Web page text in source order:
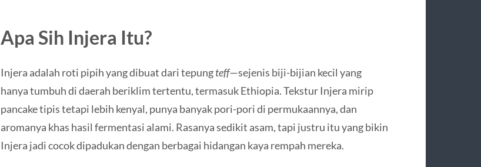
Apa Sih Injera Itu?
Injera adalah roti pipih yang dibuat dari tepungteff—sejenis biji-bijian kecil yang
hanya tumbuh di daerah beriklim tertentu, termasuk Ethiopia. Tekstur Injera mirip
pancake tipis tetapi lebih kenyal, punya banyak pori-pori di permukaannya, dan
aromanya khas hasil fermentasi alami. Rasanya sedikit asam, tapi justru itu yang bikin
Injera jadi cocok dipadukan dengan berbagai hidangan kaya rempah mereka.